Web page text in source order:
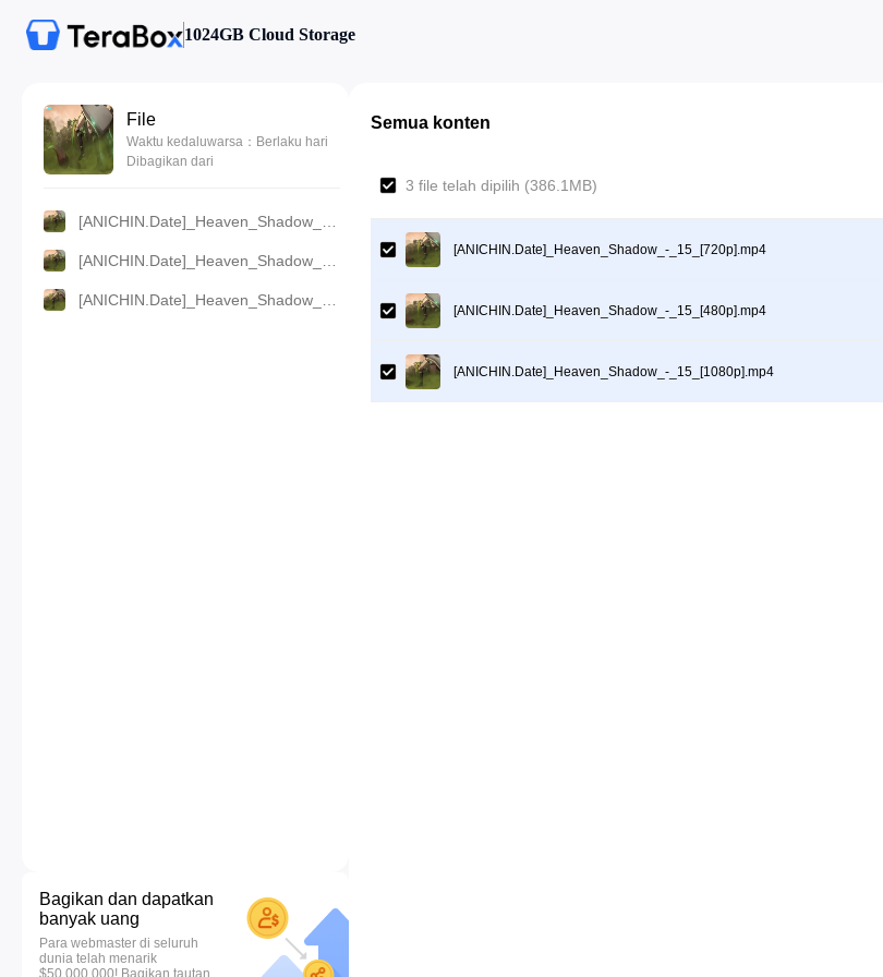
1024GB Cloud Storage
File
Waktu kedaluwarsa：Berlaku hari
Dibagikan dari
Bagikan dan dapatkan
banyak uang
Para webmaster di seluruh
dunia telah menarik
$50.000.000! Bagikan tautan
Semua konten
3 file telah dipilih (386.1MB)
[ANICHIN.Date]_Heaven_Shadow_-_15_[720p].mp4
[ANICHIN.Date]_Heaven_Shadow_-_15_[480p].mp4
[ANICHIN.Date]_Heaven_Shadow_-_15_[1080p].mp4